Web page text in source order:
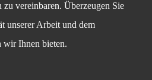
vereinbaren. Überzeugen Sie
unserer Arbeit und dem
wir Ihnen bieten.